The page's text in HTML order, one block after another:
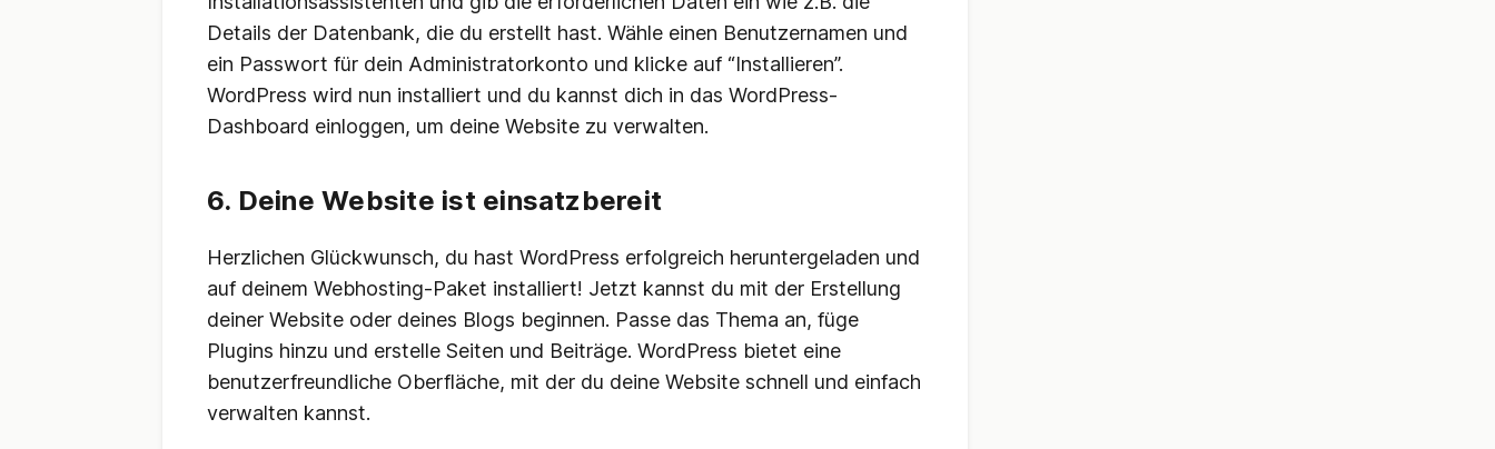
Details der Datenbank, die du erstellt hast. Wähle einen Benutzernamen und
ein Passwort für dein Administratorkonto und klicke auf “Installieren”.
WordPress wird nun installiert und du kannst dich in das WordPress-
Dashboard einloggen, um deine Website zu verwalten.
6. Deine Website ist einsatzbereit
Herzlichen Glückwunsch, du hast WordPress erfolgreich heruntergeladen und
auf deinem Webhosting-Paket installiert! Jetzt kannst du mit der Erstellung
deiner Website oder deines Blogs beginnen. Passe das Thema an, füge
Plugins hinzu und erstelle Seiten und Beiträge. WordPress bietet eine
benutzerfreundliche Oberfläche, mit der du deine Website schnell und einfach
verwalten kannst.